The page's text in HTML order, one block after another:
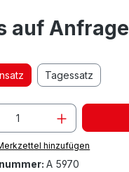
auf Anfrage
Tagessatz
hinzufügen
A 5970